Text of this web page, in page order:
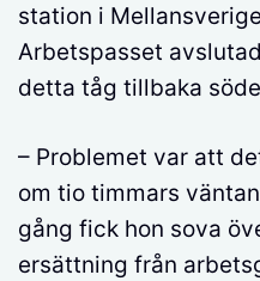
station i
Arbetspasset
detta tåg tillbaka
– Problemet var att
om tio timmars
gång fick hon sova
ersättning från